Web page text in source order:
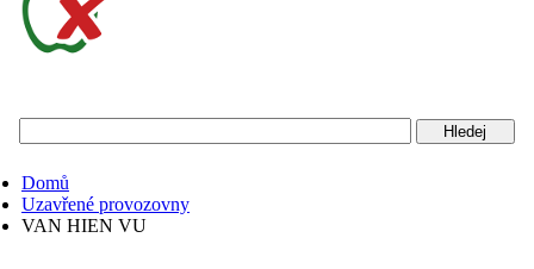
potravinářská
inspekce
Domů
Uzavřené provozovny
VAN HIEN VU